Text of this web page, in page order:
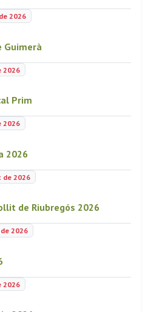
2026
Guimerà
2026
Prim
2026
2026
de 2026
de Riubregós 2026
2026
2026